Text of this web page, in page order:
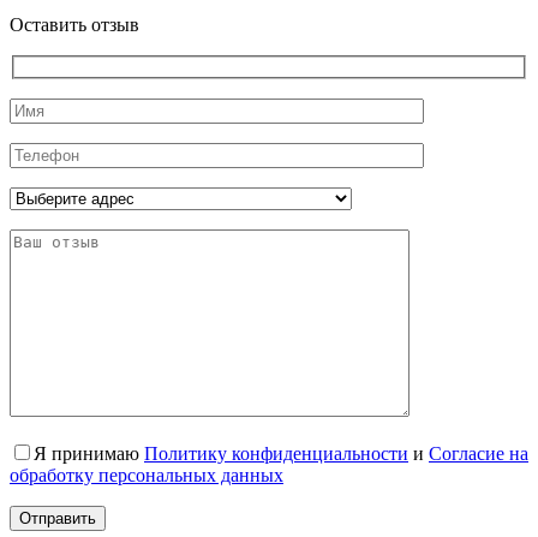
Оставить отзыв
Я принимаю Политику конфиденциальности и Согласие на
обработку персональных данных